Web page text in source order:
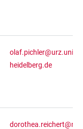
olaf.pichler@urz.uni-
heidelberg.de